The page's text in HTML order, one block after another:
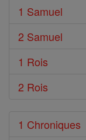
1 Samuel
2 Samuel
1 Rois
2 Rois
1 Chroniques